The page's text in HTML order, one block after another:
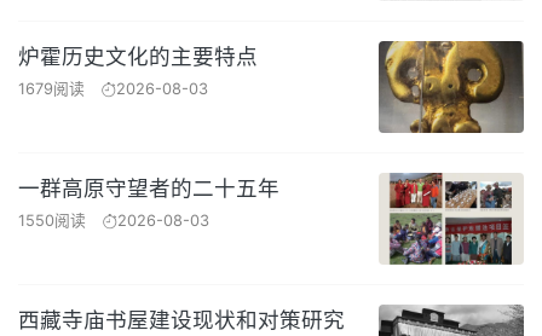
炉霍历史文化的主要特点
1679阅读 2026-08-03
一群高原守望者的二十五年
1550阅读 2026-08-03
西藏寺庙书屋建设现状和对策研究